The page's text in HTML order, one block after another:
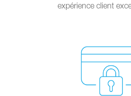
expérience client